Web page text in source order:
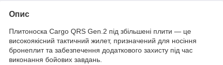
Опис
Плитоноска Cargo QRS Gen.2 під збільшені плити — це
високоякісний тактичний жилет, призначений для носіння
бронеплит та забезпечення додаткового захисту під час
виконання бойових завдань.